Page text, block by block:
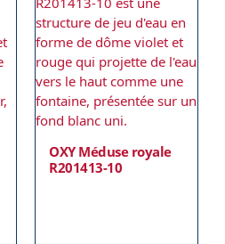
OXY Méduse royale
R201413-10